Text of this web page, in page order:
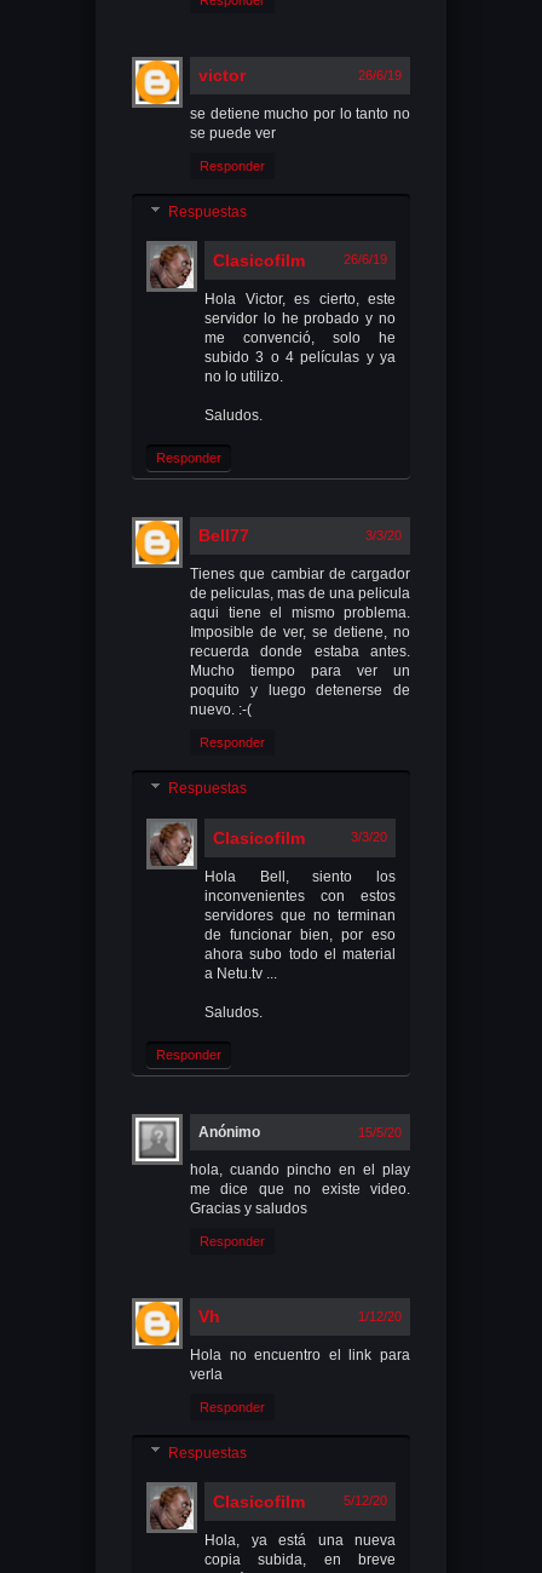
victor 26/6/19
se detiene mucho por lo tanto no
se puede ver
Responder
Respuestas
Clasicofilm 26/6/19
Hola Victor, es cierto, este
servidor lo he probado y no
me convenció, solo he
subido 3 o 4 películas y ya
no lo utilizo.
Saludos.
Responder
Bell77 3/3/20
Tienes que cambiar de cargador
de peliculas, mas de una pelicula
aqui tiene el mismo problema.
Imposible de ver, se detiene, no
recuerda donde estaba antes.
Mucho tiempo para ver un
poquito y luego detenerse de
nuevo. :-(
Responder
Respuestas
Clasicofilm 3/3/20
Hola Bell, siento los
inconvenientes con estos
servidores que no terminan
de funcionar bien, por eso
ahora subo todo el material
a Netu.tv ...
Saludos.
Responder
Anónimo 15/5/20
hola, cuando pincho en el play
me dice que no existe video.
Gracias y saludos
Responder
Vh 1/12/20
Hola no encuentro el link para
verla
Responder
Respuestas
Clasicofilm 5/12/20
Hola, ya está una nueva
copia subida, en breve